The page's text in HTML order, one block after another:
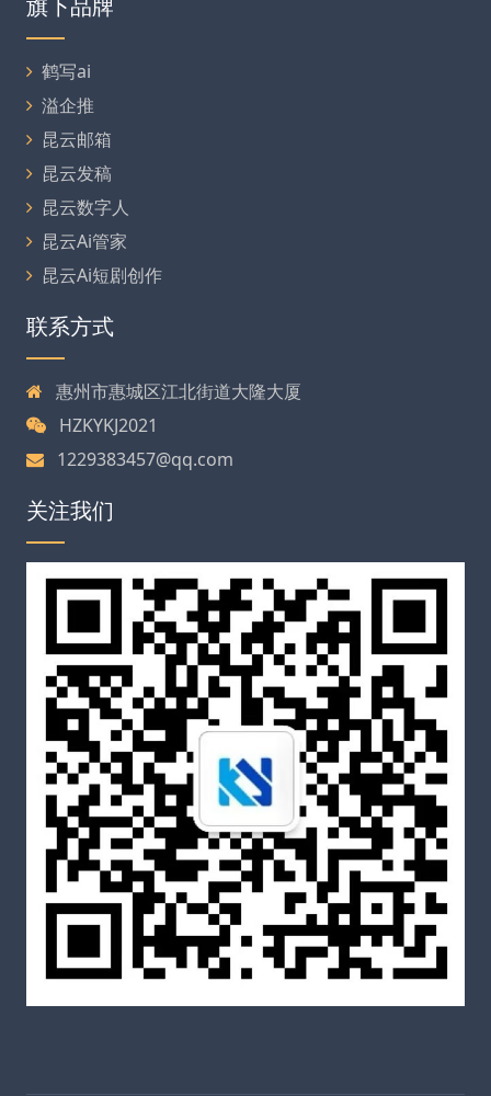
鹤写ai
溢企推
昆云邮箱
昆云发稿
昆云数字人
昆云Ai管家
昆云Ai短剧创作
联系方式
惠州市惠城区江北街道大隆大厦
HZKYKJ2021
1229383457@qq.com
关注我们